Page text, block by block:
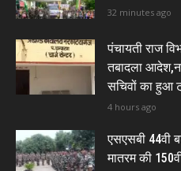
32 minutes ago
पंचायती राज
तबादला
सचिवों का हुआ
4 hours ago
एसएसबी 44वी
मातरम की